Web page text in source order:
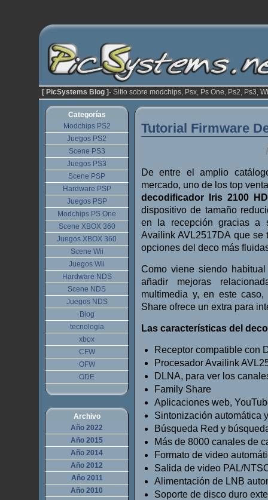
[ PicSystems Blog ]- Sitio sobre modchips, Psx, Ps One, Ps2, Ps3,
Tutorial Firmware
De entre el amplio
mercado, uno de los top
decodificador Iris 2100 HD
dispositivo de tamaño
en la recepción gracias a
Availink AVL2517DA que se
opciones del deco más
Como viene siendo
añadir mejoras
multimedia y, en este
Share ofrece un extra para
Las características del
Receptor compatible con
Procesador Availink
DLNA, para ver los
Family Share
Aplicaciones web,
Sintonización automática
Búsqueda Red y
Más de 8000 canales de
Formato de video
Salida de video PAL/
Alimentación de LNB
Soporte de disco duro
Categorías
Modchips PS2
Juegos PS2
Scene PS3
Juegos PS3
Scene PSP
Hardware PSP
Juegos PSP
Modchips PS One
Scene XBOX 360
Juegos XBOX 360
Scene Wii
Juegos Wii
Hardware NDS
Scene NDS
Juegos NDS
Blog
tecnologia
xbox
CFW
OFW
ODE
Archivo
Año 2022
Año 2015
Año 2014
Año 2012
Año 2011
Año 2010